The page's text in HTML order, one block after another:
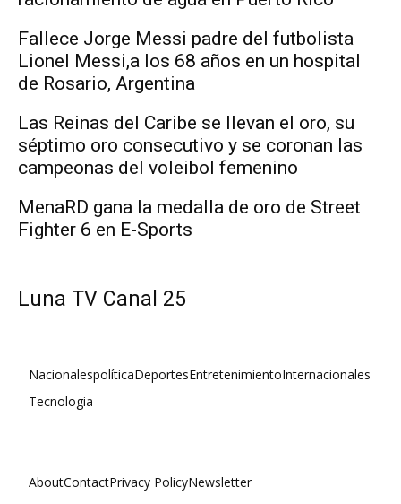
Fallece Jorge Messi padre del futbolista
Lionel Messi,a los 68 años en un hospital
de Rosario, Argentina
Las Reinas del Caribe se llevan el oro, su
séptimo oro consecutivo y se coronan las
campeonas del voleibol femenino
MenaRD gana la medalla de oro de Street
Fighter 6 en E-Sports
Luna TV Canal 25
NacionalespolíticaDeportesEntretenimientoInternacionales
Tecnologia
AboutContactPrivacy PolicyNewsletter